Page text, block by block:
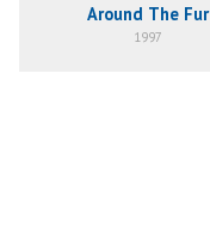
Around The Fur
1997